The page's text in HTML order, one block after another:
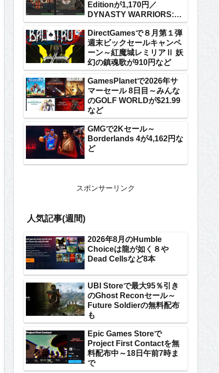
Editionが1,170円／
DYNASTY WARRIORS:
ORIGINSが5,711円
DirectGamesで８月第１弾
週末ビックセールキャンペ
ーン～紅魔城レミリアⅡ 妖
幻の鎮魂歌が910円など
GamesPlanetで2026年サ
マーセール 8日目～みんな
のGOLF WORLDが$21.99
など
GMGで2Kセール～
Borderlands 4が4,162円な
ど
スポンサーリンク
人気記事(週間)
2026年8月のHumble
Choiceは龍が如く８や
Dead Cellsなど8本
UBI Storeで最大95％引き
のGhost Reconセール～
Future Soldierの無料配布
も
Epic Games Storeで
Project First Contactを無
料配布中～18日午前7時ま
で